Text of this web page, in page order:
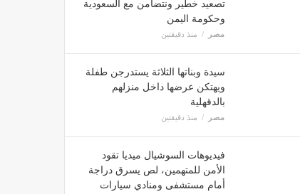
تصعيد خطير ونتضامن مع السعودية
وحكومة اليمن
مصر منذ دقيقتين
سيدة وبناتها الثلاثة يستدرجن طفلة
ويهتكن عرضها داخل منزلهم
بالدقهلية
مصر منذ دقيقتين
فيديوهات السوشيال ميديا تقود
الأمن للمتهمين، لص يسرق دراجة
أمام مستشفى ومنادي سيارات